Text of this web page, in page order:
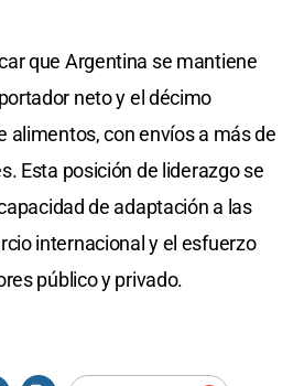
que Argentina se mantiene
neto y el décimo
alimentos, con envíos a más de
Esta posición de liderazgo se
de adaptación a las
internacional y el esfuerzo
público y privado.